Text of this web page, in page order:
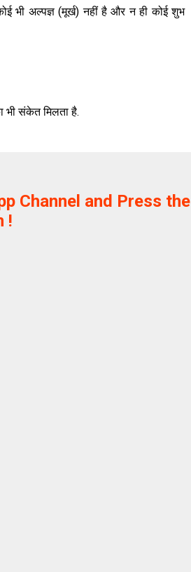
भी अल्पज्ञ (मूर्ख) नहीं है और न ही कोई शुभ
भी संकेत मिलता है.
Channel and Press the
!